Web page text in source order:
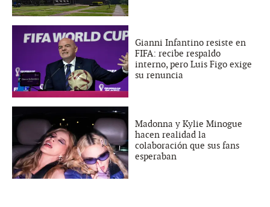
Gianni Infantino resiste en
FIFA: recibe respaldo
interno, pero Luis Figo exige
su renuncia
Madonna y Kylie Minogue
hacen realidad la
colaboración que sus fans
esperaban